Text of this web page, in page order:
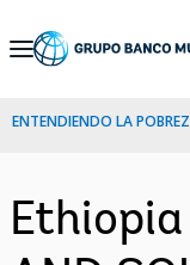
Skip
Navigation
ENTENDIENDO LA
Ethiopia